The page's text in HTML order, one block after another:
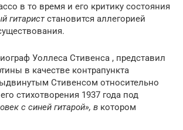
в то время и его критику состояния
гитаристстановится аллегорией
Уоллеса Стивенса , представил
в качестве контрапункта
Стивенсом относительно
стихотворения 1937 года под
с синей гитарой», в котором